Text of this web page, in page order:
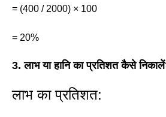
= (400 / 2000) × 100
= 20%
3. लाभ या हानि का प्रतिशत कैसे
लाभ का प्रतिशत: